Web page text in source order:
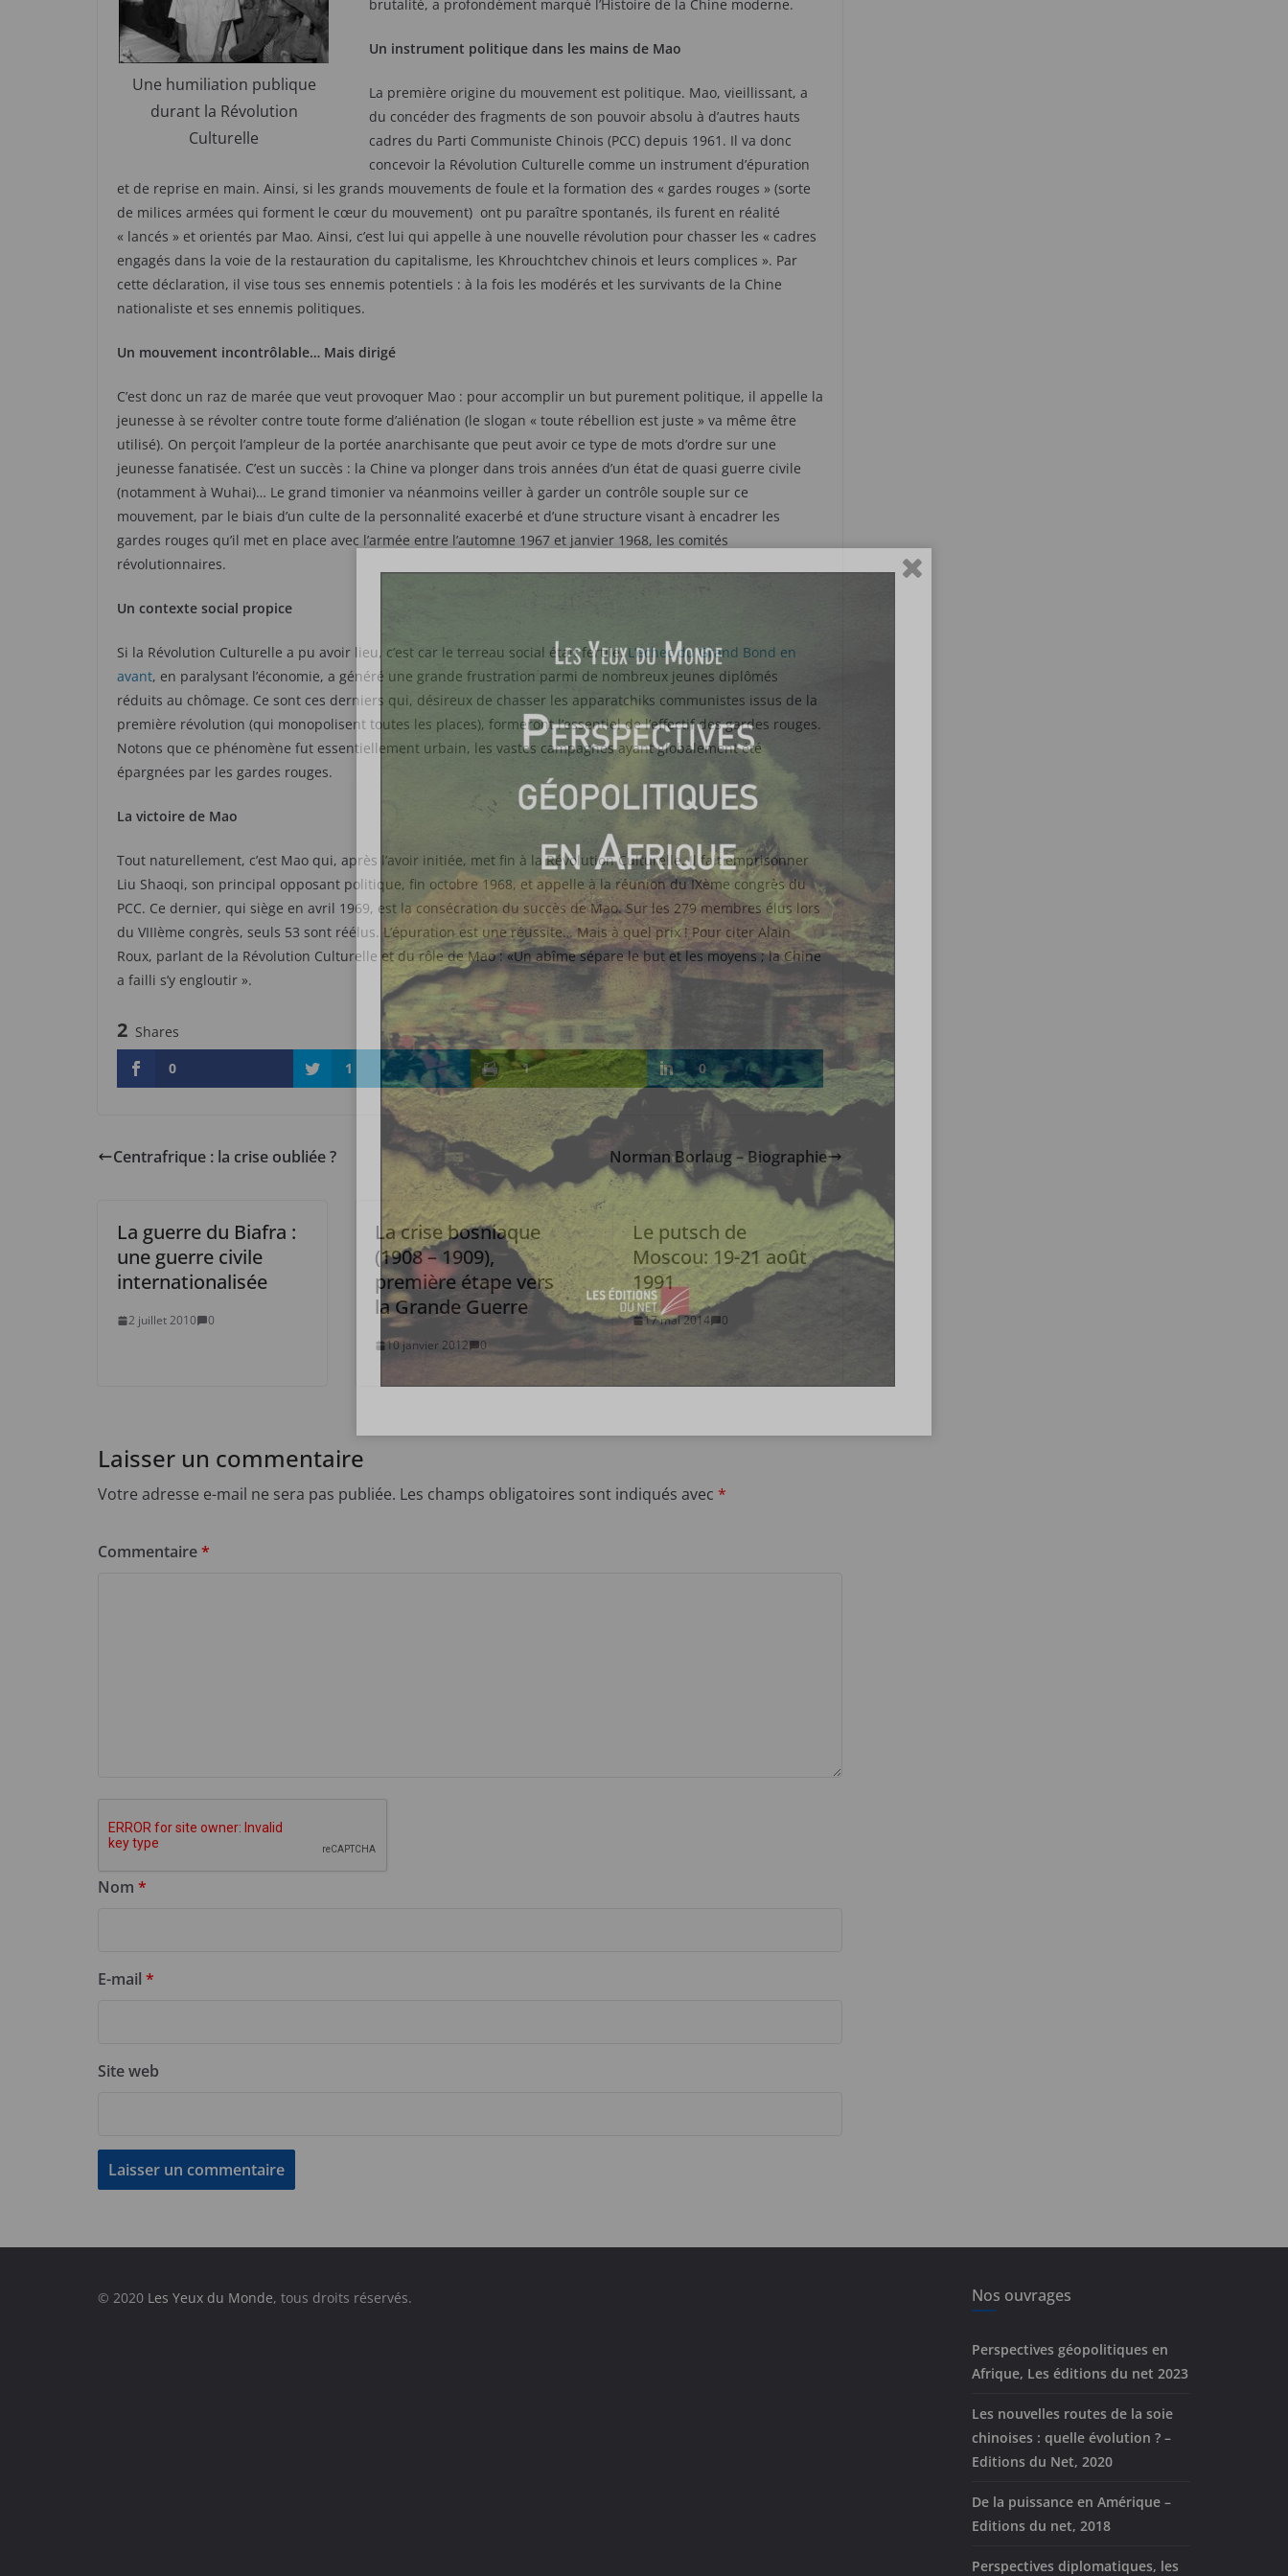
Une humiliation publique
durant la Révolution
Culturelle
brutalité, a profondément marqué l’Histoire de la Chine moderne.
Un instrument politique dans les mains de Mao
La première origine du mouvement est politique. Mao, vieillissant, a
du concéder des fragments de son pouvoir absolu à d’autres hauts
cadres du Parti Communiste Chinois (PCC) depuis 1961. Il va donc
concevoir la Révolution Culturelle comme un instrument d’épuration
et de reprise en main. Ainsi, si les grands mouvements de foule et la formation des « gardes rouges » (sorte
de milices armées qui forment le cœur du mouvement) ont pu paraître spontanés, ils furent en réalité
« lancés » et orientés par Mao. Ainsi, c’est lui qui appelle à une nouvelle révolution pour chasser les « cadres
engagés dans la voie de la restauration du capitalisme, les Khrouchtchev chinois et leurs complices ». Par
cette déclaration, il vise tous ses ennemis potentiels : à la fois les modérés et les survivants de la Chine
nationaliste et ses ennemis politiques.
Un mouvement incontrôlable… Mais dirigé
C’est donc un raz de marée que veut provoquer Mao : pour accomplir un but purement politique, il appelle la
jeunesse à se révolter contre toute forme d’aliénation (le slogan « toute rébellion est juste » va même être
utilisé). On perçoit l’ampleur de la portée anarchisante que peut avoir ce type de mots d’ordre sur une
jeunesse fanatisée. C’est un succès : la Chine va plonger dans trois années d’un état de quasi guerre civile
(notamment à Wuhai)… Le grand timonier va néanmoins veiller à garder un contrôle souple sur ce
mouvement, par le biais d’un culte de la personnalité exacerbé et d’une structure visant à encadrer les
gardes rouges qu’il met en place avec l’armée entre l’automne 1967 et janvier 1968, les comités
révolutionnaires.
Un contexte social propice
Si la Révolution Culturelle a pu avoir lieu, c’est car le terreau social était fertile.L’échec du Grand Bond en
avant, en paralysant l’économie, a généré une grande frustration parmi de nombreux jeunes diplômés
réduits au chômage. Ce sont ces derniers qui, désireux de chasser les apparatchiks communistes issus de la
première révolution (qui monopolisent toutes les places), formeront l’essentiel de l’effectif des gardes rouges.
Notons que ce phénomène fut essentiellement urbain, les vastes campagnes ayant globalement été
épargnées par les gardes rouges.
La victoire de Mao
Tout naturellement, c’est Mao qui, après l’avoir initiée, met fin à la Révolution Culturelle. Il fait emprisonner
Liu Shaoqi, son principal opposant politique, fin octobre 1968, et appelle à la réunion du IXème congrès du
PCC. Ce dernier, qui siège en avril 1969, est la consécration du succès de Mao. Sur les 279 membres élus lors
du VIIIème congrès, seuls 53 sont réélus. L’épuration est une réussite… Mais à quel prix ! Pour citer Alain
Roux, parlant de la Révolution Culturelle et du rôle de Mao : «Un abîme sépare le but et les moyens ; la Chine
a failli s’y engloutir ».
2 Shares
0
1 1 0
Centrafrique : la crise oubliée ? Norman Borlaug – Biographie
La guerre du Biafra :
une guerre civile
internationalisée
2 juillet 2010 0
La crise bosniaque
(1908 – 1909),
première étape vers
la Grande Guerre
10 janvier 2012 0
Le putsch de
Moscou: 19-21 août
1991
17 mai 2014 0
Laisser un commentaire
Votre adresse e-mail ne sera pas publiée. Les champs obligatoires sont indiqués avec *
Commentaire*
Nom *
E-mail *
Site web
© 2020 Les Yeux du Monde, tous droits réservés. Nos ouvrages
Perspectives géopolitiques en
Afrique, Les éditions du net 2023
Les nouvelles routes de la soie
chinoises : quelle évolution ? –
Editions du Net, 2020
De la puissance en Amérique –
Editions du net, 2018
Perspectives diplomatiques, les